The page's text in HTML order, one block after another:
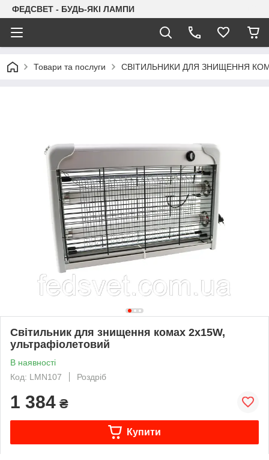
ФЕДСВЕТ - БУДЬ-ЯКІ ЛАМПИ
Товари та послуги СВІТИЛЬНИКИ ДЛЯ ЗНИЩЕННЯ
Світильник для знищення комах 2х15W,
ультрафіолетовий
В наявності
Код: LMN107
Роздріб
1 384 ₴
Купити